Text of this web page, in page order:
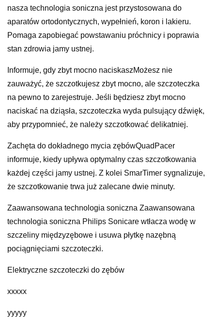
nasza technologia soniczna jest przystosowana do
aparatów ortodontycznych, wypełnień, koron i lakieru.
Pomaga zapobiegać powstawaniu próchnicy i poprawia
stan zdrowia jamy ustnej.
Informuje, gdy zbyt mocno naciskaszMożesz nie
zauważyć, że szczotkujesz zbyt mocno, ale szczoteczka
na pewno to zarejestruje. Jeśli będziesz zbyt mocno
naciskać na dziąsła, szczoteczka wyda pulsujący dźwięk,
aby przypomnieć, że należy szczotkować delikatniej.
Zachęta do dokładnego mycia zębówQuadPacer
informuje, kiedy upływa optymalny czas szczotkowania
każdej części jamy ustnej. Z kolei SmarTimer sygnalizuje,
że szczotkowanie trwa już zalecane dwie minuty.
Zaawansowana technologia soniczna Zaawansowana
technologia soniczna Philips Sonicare wtłacza wodę w
szczeliny międzyzębowe i usuwa płytkę nazębną
pociągnięciami szczoteczki.
Elektryczne szczoteczki do zębów
xxxxx
yyyyy